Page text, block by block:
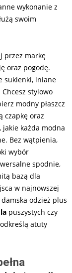
wykonanie z
swoim
przez markę
oraz pogodę.
sukienki, lniane
Chcesz stylowo
modny płaszcz
czapkę oraz
każda modna
Bez wątpienia,
wybór
spodnie,
bazą dla
w najnowszej
odzież plus
puszystych czy
atuty